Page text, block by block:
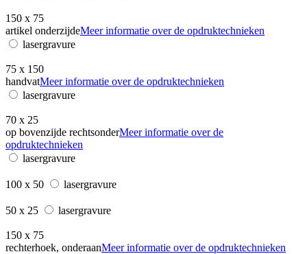
150 x 75
artikel onderzijdeMeer informatie over de opdruktechnieken
lasergravure
75 x 150
handvatMeer informatie over de opdruktechnieken
lasergravure
70 x 25
op bovenzijde rechtsonderMeer informatie over de
opdruktechnieken
lasergravure
100 x 50 lasergravure
50 x 25 lasergravure
150 x 75
rechterhoek, onderaanMeer informatie over de opdruktechnieken